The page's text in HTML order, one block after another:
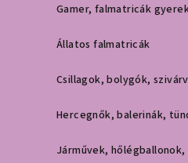
Gamer, falmatricák
Állatos falmatricák
Csillagok, bolygók,
Hercegnők, balerinák,
Járművek,